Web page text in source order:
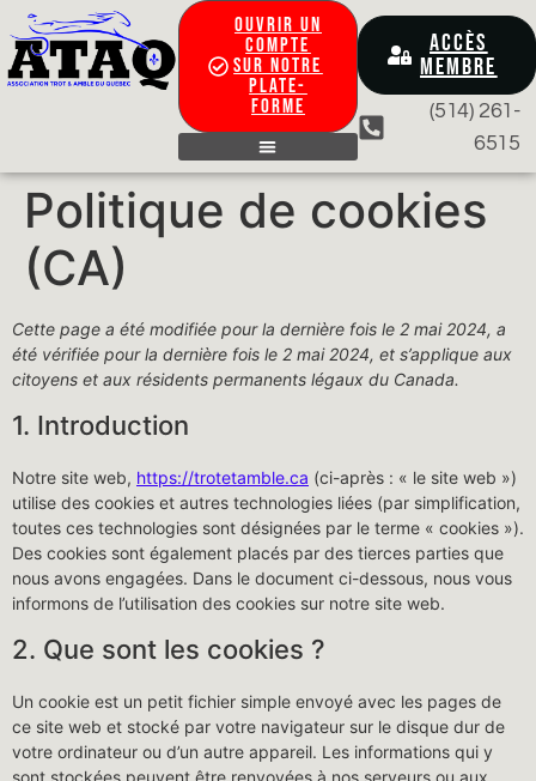
OUVRIR UN
COMPTE
SUR NOTRE
PLATE-
FORME
ACCÈS
MEMBRE
(514) 261-
6515
Politique de cookies
(CA)
Cette page a été modifiée pour la dernière fois le 2 mai 2024, a
été vérifiée pour la dernière fois le 2 mai 2024, et s’applique aux
citoyens et aux résidents permanents légaux du Canada.
1. Introduction
Notre site web, https://trotetamble.ca (ci-après : « le site web »)
utilise des cookies et autres technologies liées (par simplification,
toutes ces technologies sont désignées par le terme « cookies »).
Des cookies sont également placés par des tierces parties que
nous avons engagées. Dans le document ci-dessous, nous vous
informons de l’utilisation des cookies sur notre site web.
2. Que sont les cookies ?
Un cookie est un petit fichier simple envoyé avec les pages de
ce site web et stocké par votre navigateur sur le disque dur de
votre ordinateur ou d’un autre appareil. Les informations qui y
sont stockées peuvent être renvoyées à nos serveurs ou aux